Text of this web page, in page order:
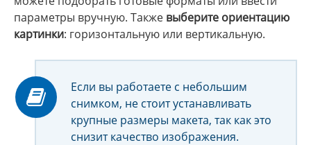
параметры вручную. Также выберите ориентацию
картинки: горизонтальную или вертикальную.
Если вы работаете с небольшим
снимком, не стоит устанавливать
крупные размеры макета, так как это
снизит качество изображения.